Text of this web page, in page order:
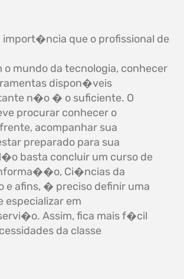
que o profissional de
o mundo da tecnologia, conhecer
dispon�veis
n�o � o suficiente. O
procurar conhecer o
acompanhar sua
preparado para sua
basta concluir um curso de
Ci�ncias da
afins, � preciso definir uma
em
Assim, fica mais f�cil
da classe